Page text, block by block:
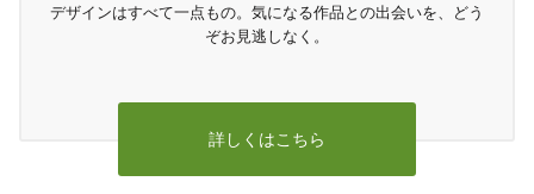
デザインはすべて一点もの。気になる作品との出会いを、どう
ぞお見逃しなく。
詳しくはこちら